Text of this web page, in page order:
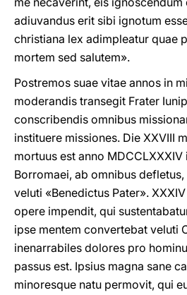
adiuvandus erit sibi ignotum
christiana lex adimpleatur quae
mortem sed salutem».
Postremos suae vitae annos in
moderandis transegit Frater
conscribendis omnibus
instituere missiones. Die XXVIII
mortuus est anno
Borromaei, ab omnibus
veluti «Benedictus Pater».
opere impendit, qui
ipse mentem convertebat veluti
inenarrabiles dolores pro
passus est. Ipsius magna sane
minoresque natu permovit, qui